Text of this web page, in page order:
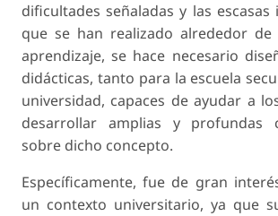
dificultades señaladas y las escasas
que se han realizado alrededor de
aprendizaje, se hace necesario
didácticas, tanto para la escuela
universidad, capaces de ayudar a
desarrollar amplias y profundas
sobre dicho concepto.
Específicamente, fue de gran
un contexto universitario, ya que